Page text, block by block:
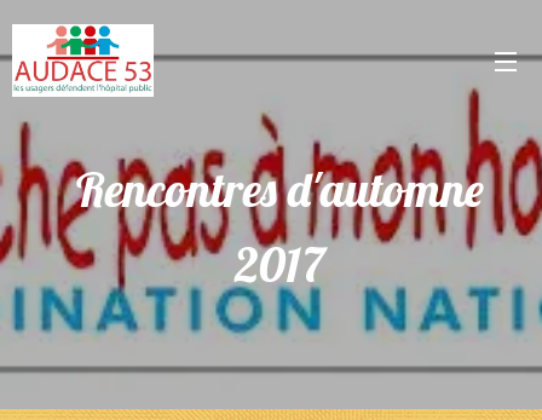
Rencontres d'automne
2017